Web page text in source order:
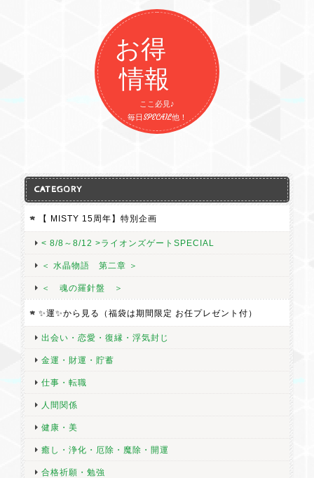
お得
情報
ここ必見♪
毎日SPECAIL他！
CATEGORY
【 MISTY 15周年】特別企画
< 8/8～8/12 >ライオンズゲートSPECIAL
＜ 水晶物語 第二章 ＞
＜ 魂の羅針盤 ＞
✨運✨から見る（福袋は期間限定 お任プレゼント付）
出会い・恋愛・復縁・浮気封じ
金運・財運・貯蓄
仕事・転職
人間関係
健康・美
癒し・浄化・厄除・魔除・開運
合格祈願・勉強